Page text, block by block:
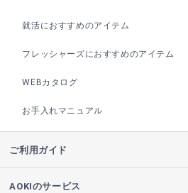
就活におすすめのアイテム
フレッシャーズにおすすめのアイテム
WEBカタログ
お手入れマニュアル
ご利用ガイド
AOKIのサービス